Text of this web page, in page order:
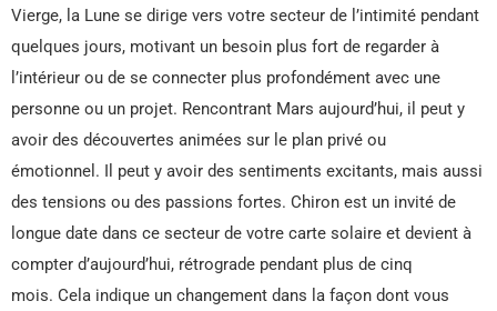
Vierge, la Lune se dirige vers votre secteur de l’intimité pendant
quelques jours, motivant un besoin plus fort de regarder à
l’intérieur ou de se connecter plus profondément avec une
personne ou un projet. Rencontrant Mars aujourd’hui, il peut y
avoir des découvertes animées sur le plan privé ou
émotionnel. Il peut y avoir des sentiments excitants, mais aussi
des tensions ou des passions fortes. Chiron est un invité de
longue date dans ce secteur de votre carte solaire et devient à
compter d’aujourd’hui, rétrograde pendant plus de cinq
mois. Cela indique un changement dans la façon dont vous